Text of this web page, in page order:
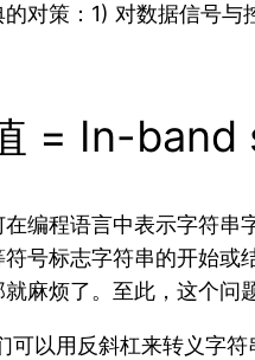
对策：1) 对数据信号
= In-band
编程语言中表示字符
号标志字符串的开始
麻烦了。至此，这个问
可以用反斜杠来转义字